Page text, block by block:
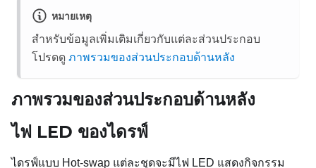
หมายเหตุ
สำหรับข้อมูลเพิ่มเติมเกี่ยวกับแต่ละส่วนประกอบ
โปรดดู ภาพรวมของส่วนประกอบด้านหลัง
ภาพรวมของส่วนประกอบด้านหลัง
ไฟ LED ของไดรฟ์
ไดรฟ์แบบ Hot-swap แต่ละชุดจะมีไฟ LED แสดงกิจกรรม